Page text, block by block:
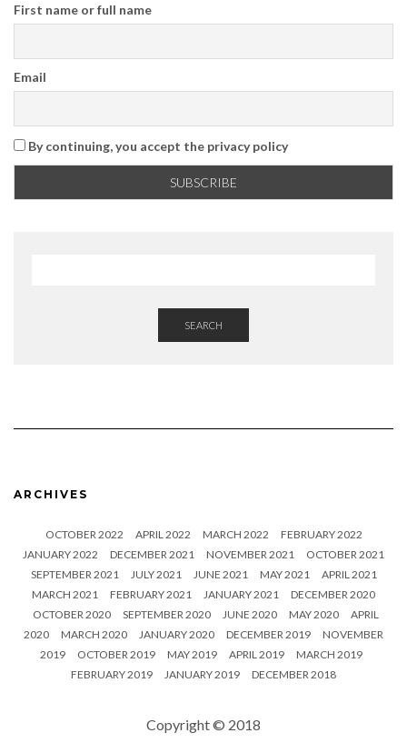
First name or full name
Email
By continuing, you accept the privacy policy
SEARCH
ARCHIVES
OCTOBER 2022 APRIL 2022 MARCH 2022
FEBRUARY 2022
JANUARY 2022
DECEMBER 2021 NOVEMBER 2021
OCTOBER 2021
SEPTEMBER 2021
JULY 2021 JUNE 2021 MAY 2021
APRIL 2021
MARCH 2021
FEBRUARY 2021 JANUARY 2021
DECEMBER 2020
OCTOBER 2020
SEPTEMBER 2020 JUNE 2020 MAY 2020
APRIL
2020
MARCH 2020 JANUARY 2020 DECEMBER 2019
NOVEMBER
2019
OCTOBER 2019 MAY 2019 APRIL 2019
MARCH 2019
FEBRUARY 2019
JANUARY 2019 DECEMBER 2018
Copyright © 2018